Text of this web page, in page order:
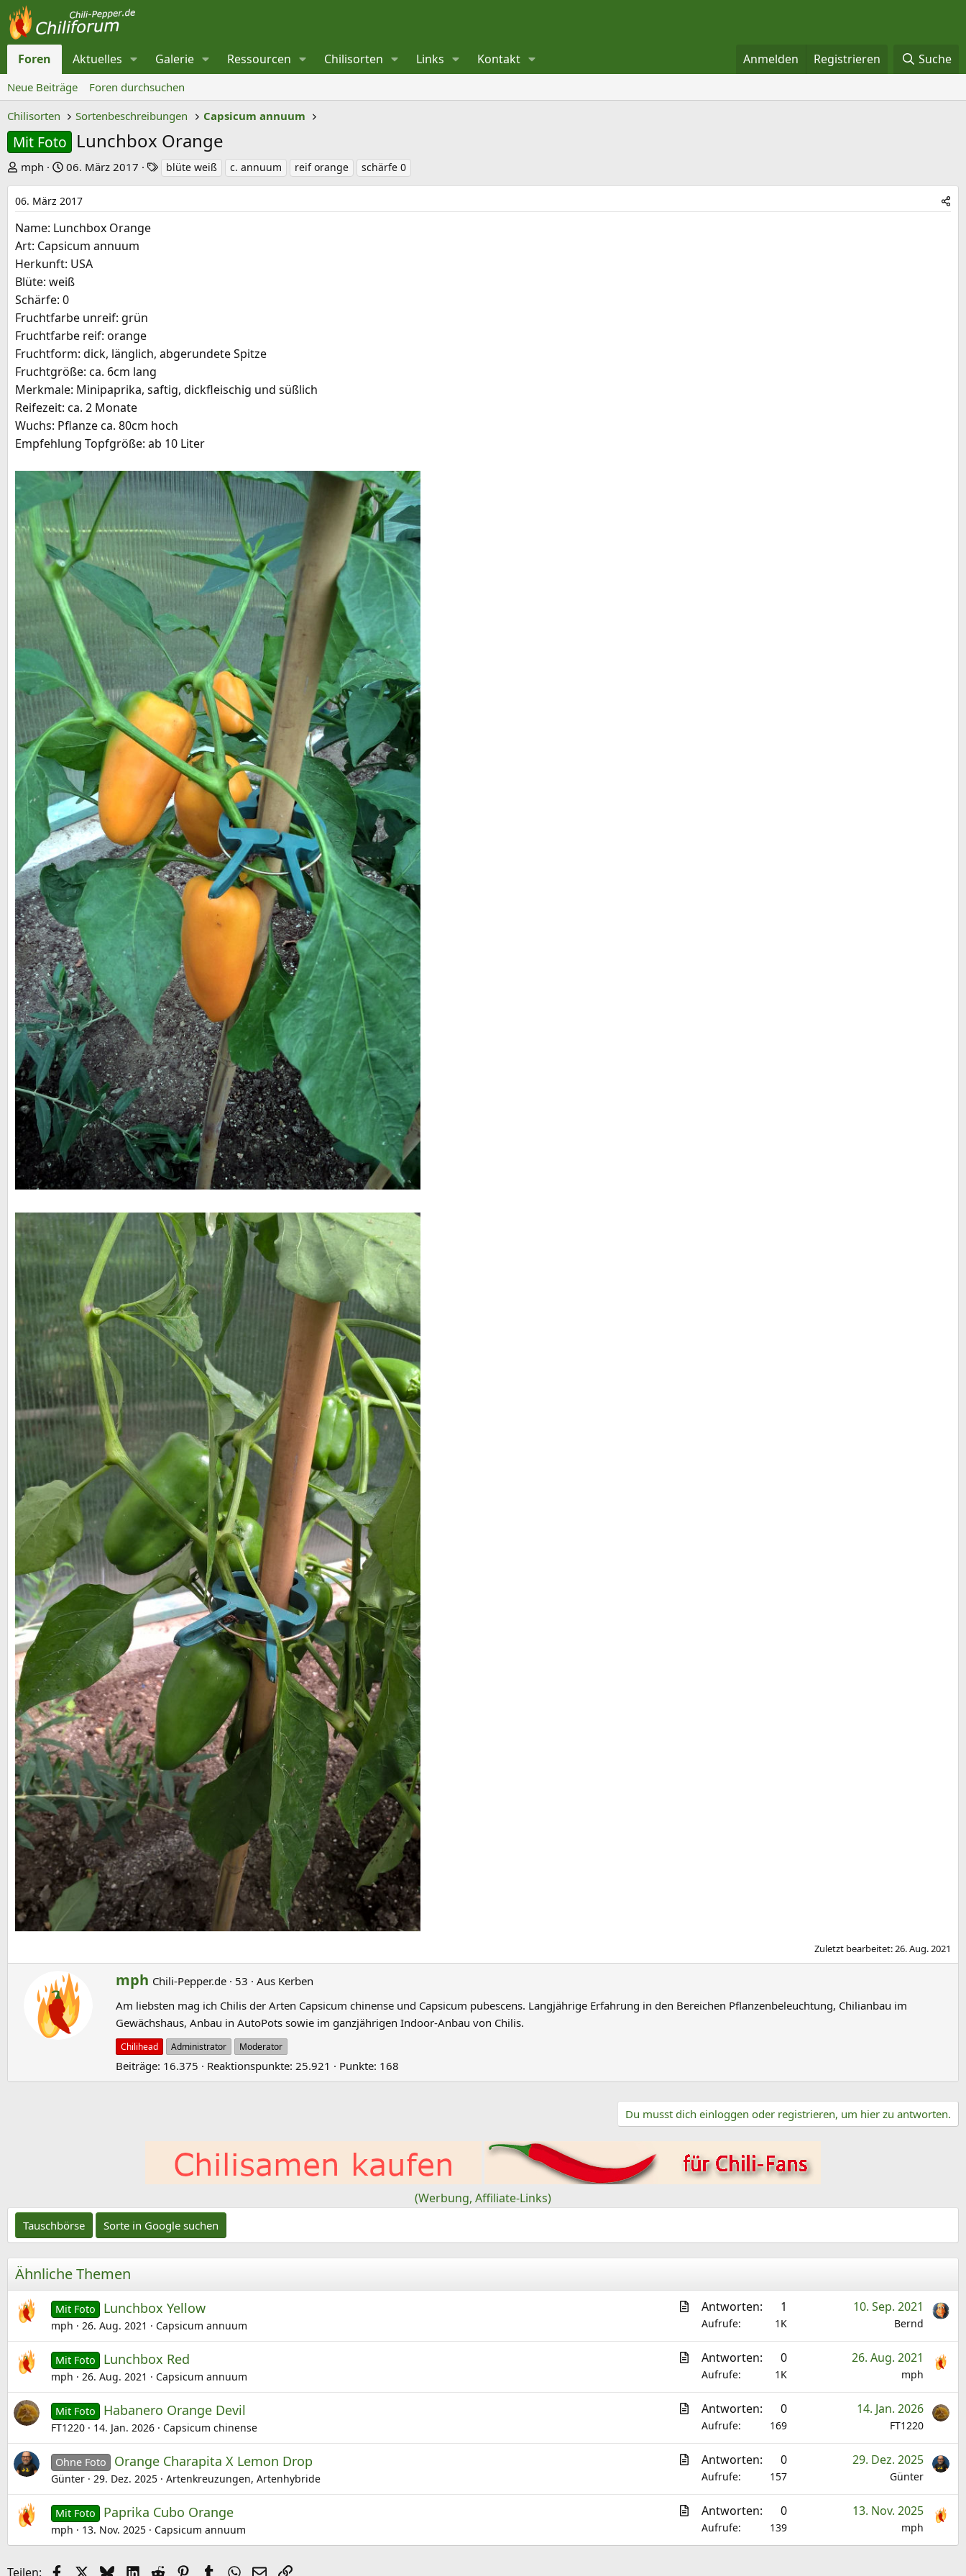
Foren Aktuelles Galerie Ressourcen Chilisorten Links Kontakt Anmelden Registrieren Suche
Neue Beiträge
Foren durchsuchen
Chilisorten
Sortenbeschreibungen Capsicum annuum
Mit Foto Lunchbox Orange
E
r
s
e
l
l
e
r
mph
E
r
s
e
l
l
t
a
m
06. März 2017
c
blüte weiß c. annuum reif orange schärfe 0
06. März 2017
Name: Lunchbox Orange
Art: Capsicum annuum
Herkunft: USA
Blüte: weiß
Schärfe: 0
Fruchtfarbe unreif: grün
Fruchtfarbe reif: orange
Fruchtform: dick, länglich, abgerundete Spitze
Fruchtgröße: ca. 6cm lang
Merkmale: Minipaprika, saftig, dickfleischig und süßlich
Reifezeit: ca. 2 Monate
Wuchs: Pflanze ca. 80cm hoch
Empfehlung Topfgröße: ab 10 Liter
Zuletzt bearbeitet: 26. Aug. 2021
G
s
c
h
r
i
mph Chili-Pepper.de · 53 · Aus Kerben
Am liebsten mag ich Chilis der Arten Capsicum chinense und Capsicum pubescens. Langjährige Erfahrung in den Bereichen Pflanzenbeleuchtung, Chilianbau im
Gewächshaus, Anbau in AutoPots sowie im ganzjährigen Indoor-Anbau von Chilis.
Chilihead Administrator Moderator
Beiträge 16.375 Reaktionspunkte 25.921 Punkte 168
Du musst dich einloggen oder registrieren, um hier zu antworten.
(Werbung, Affiliate-Links)
Tauschbörse Sorte in Google suchen
Ähnliche Themen
t
e
Mit Foto Lunchbox Yellow
mph 26. Aug. 2021 Capsicum annuum
Antworten 1
Aufrufe 1K
10. Sep. 2021
Bernd
t
e
Mit Foto Lunchbox Red
mph 26. Aug. 2021 Capsicum annuum
Antworten 0
Aufrufe 1K
26. Aug. 2021
mph
t
e
Mit Foto Habanero Orange Devil
FT1220 14. Jan. 2026 Capsicum chinense
Antworten 0
Aufrufe 169
14. Jan. 2026
FT1220
t
e
Ohne Foto Orange Charapita X Lemon Drop
Günter 29. Dez. 2025 Artenkreuzungen, Artenhybride
Antworten 0
Aufrufe 157
29. Dez. 2025
Günter
t
Mit Foto Paprika Cubo Orange
mph 13. Nov. 2025 Capsicum annuum
Antworten 0
Aufrufe 139
13. Nov. 2025
mph
Teilen: FacebookX (Twitter)
BlueskyLinkedIn
Reddit PinterestTumblrWhatsApp
E-MailLink